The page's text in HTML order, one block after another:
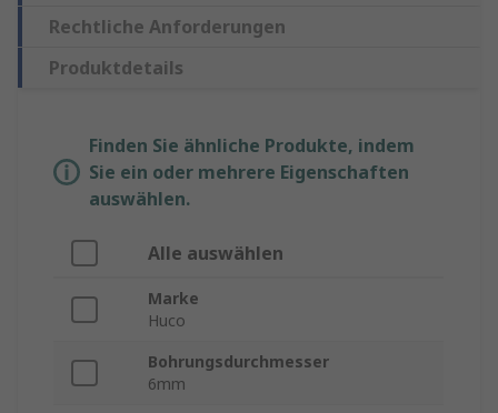
Rechtliche Anforderungen
Produktdetails
Finden Sie ähnliche Produkte, indem
Sie ein oder mehrere Eigenschaften
auswählen.
Alle auswählen
Marke
Huco
Bohrungsdurchmesser
6mm